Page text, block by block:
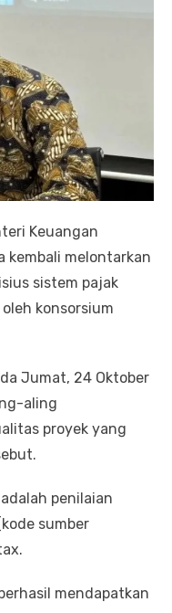
Keuangan
kembali melontarkan
sistem pajak
konsorsium
Jumat, 24 Oktober
aling
proyek yang
penilaian
sumber
mendapatkan